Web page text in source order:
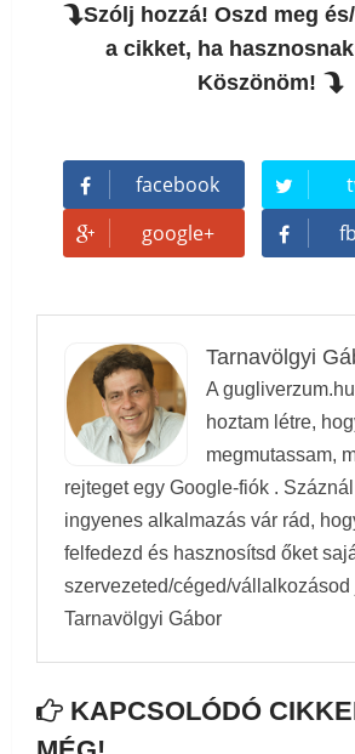
Szólj hozzá! Oszd meg
a cikket, ha
Köszönöm!
facebook
google+
Tarnavölgyi
A
hoztam létre,
megmutassam,
rejteget egy Google-fiók .
ingyenes alkalmazás vár rád,
felfedezd és hasznosítsd őket
szervezeted/céged/vállalkozásod
Tarnavölgyi Gábor
KAPCSOLÓDÓ